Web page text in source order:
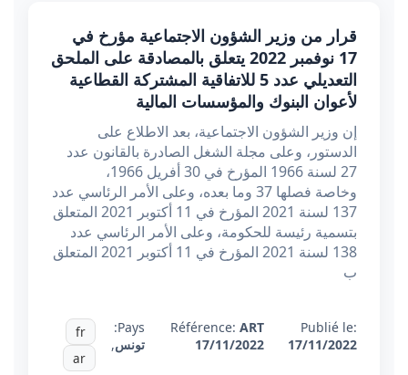
قرار من وزير الشؤون الاجتماعية مؤرخ في
17 نوفمبر 2022 يتعلق بالمصادقة على الملحق
التعديلي عدد 5 للاتفاقية المشتركة القطاعية
لأعوان البنوك والمؤسسات المالية
إن وزير الشؤون الاجتماعية، بعد الاطلاع على
الدستور، وعلى مجلة الشغل الصادرة بالقانون عدد
27 لسنة 1966 المؤرخ في 30 أفريل 1966،
وخاصة فصلها 37 وما بعده، وعلى الأمر الرئاسي عدد
137 لسنة 2021 المؤرخ في 11 أكتوبر 2021 المتعلق
بتسمية رئيسة للحكومة، وعلى الأمر الرئاسي عدد
138 لسنة 2021 المؤرخ في 11 أكتوبر 2021 المتعلق
ب
Publié le:
17/11/2022
Référence:ART
17/11/2022
Pays:
تونس,
fr
ar